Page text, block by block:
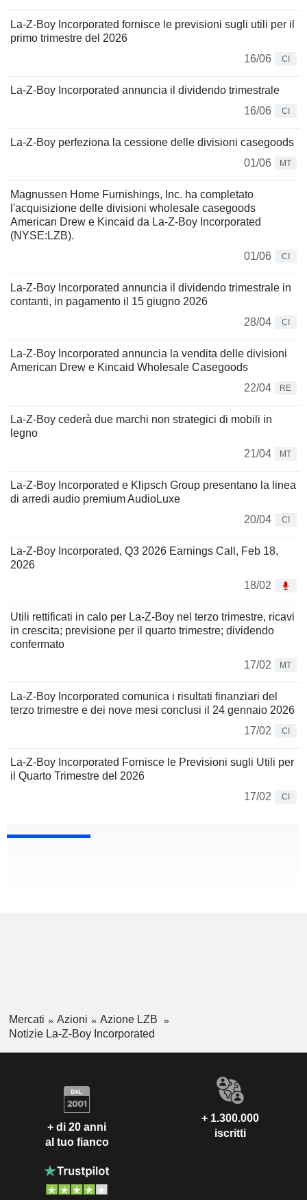
La-Z-Boy Incorporated fornisce le previsioni sugli utili per il
primo trimestre del 2026
16/06
CI
La-Z-Boy Incorporated annuncia il dividendo trimestrale
16/06
CI
La-Z-Boy perfeziona la cessione delle divisioni casegoods
01/06
MT
Magnussen Home Furnishings, Inc. ha completato
l'acquisizione delle divisioni wholesale casegoods
American Drew e Kincaid da La-Z-Boy Incorporated
(NYSE:LZB).
01/06
CI
La-Z-Boy Incorporated annuncia il dividendo trimestrale in
contanti, in pagamento il 15 giugno 2026
28/04
CI
La-Z-Boy Incorporated annuncia la vendita delle divisioni
American Drew e Kincaid Wholesale Casegoods
22/04
RE
La-Z-Boy cederà due marchi non strategici di mobili in
legno
21/04
MT
La-Z-Boy Incorporated e Klipsch Group presentano la linea
di arredi audio premium AudioLuxe
20/04
CI
La-Z-Boy Incorporated, Q3 2026 Earnings Call, Feb 18,
2026
18/02
Utili rettificati in calo per La-Z-Boy nel terzo trimestre, ricavi
in crescita; previsione per il quarto trimestre; dividendo
confermato
17/02
MT
La-Z-Boy Incorporated comunica i risultati finanziari del
terzo trimestre e dei nove mesi conclusi il 24 gennaio 2026
17/02
CI
La-Z-Boy Incorporated Fornisce le Previsioni sugli Utili per
il Quarto Trimestre del 2026
17/02
CI
Mercati Azioni
Azione LZB
Notizie La-Z-Boy Incorporated
+ di 20 anni
al tuo fianco
+ 1.300.000
iscritti